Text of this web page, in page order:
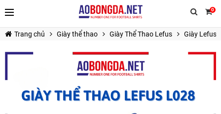
0
TIẾP TỤC MUA HÀNG
Trang chủ Giày thể thao Giày Thể Thao Lefus Giày Lefus